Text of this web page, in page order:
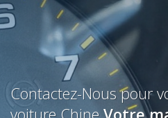
Contactez-Nous pour
voiture Chine Votre